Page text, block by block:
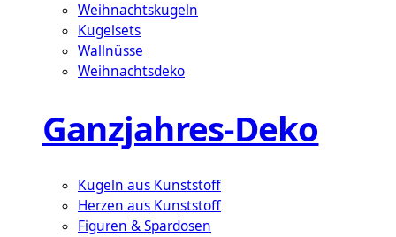
Weihnachtskugeln
Kugelsets
Wallnüsse
Weihnachtsdeko
Ganzjahres-Deko
Kugeln aus Kunststoff
Herzen aus Kunststoff
Figuren & Spardosen